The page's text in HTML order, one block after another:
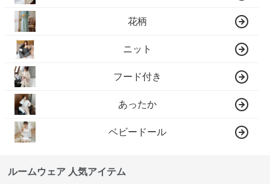
花柄
ニット
フード付き
あったか
ベビードール
ルームウェア 人気アイテム